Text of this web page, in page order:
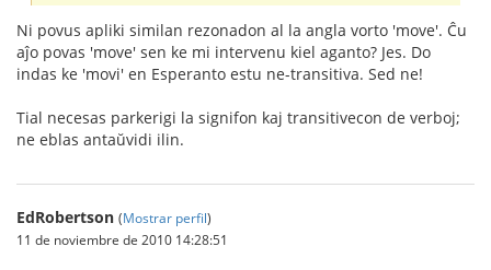
Ni povus apliki similan rezonadon al la angla vorto 'move'. Ĉu
aĵo povas 'move' sen ke mi intervenu kiel aganto? Jes. Do
indas ke 'movi' en Esperanto estu ne-transitiva. Sed ne!
Tial necesas parkerigi la signifon kaj transitivecon de verboj;
ne eblas antaŭvidi ilin.
EdRobertson (Mostrar perfil)
11 de noviembre de 2010 14:28:51